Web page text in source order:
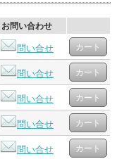
お問い合わせ
問い合せ
問い合せ
問い合せ
問い合せ
問い合せ